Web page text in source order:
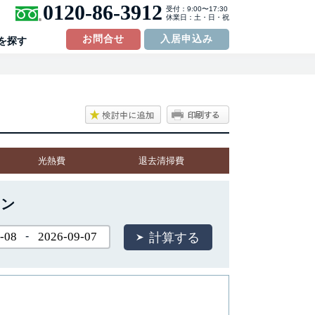
0120-86-3912 受付：9:00〜17:30
休業日：土・日・祝
探す お問合せ 入居申込み
光熱費 退去清掃費
-